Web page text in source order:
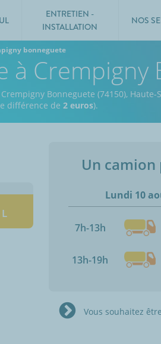
ENTRETIEN -
INSTALLATION
NOS
bonneguete
Crempigny
Bonneguete (74150), Haute-
différence de 2 euros).
Un camion
Lundi 10
7h-13h
13h-19h
Vous souhaitez